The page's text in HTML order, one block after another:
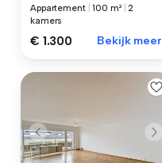
Appartement |100 m²
2
kamers
€ 1.300 Bekijk meer